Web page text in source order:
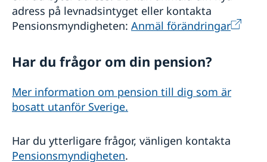
adress på levnadsintyget eller kontakta
Pensionsmyndigheten: Anmäl förändringar
Har du frågor om din pension?
Mer information om pension till dig som är
bosatt utanför Sverige.
Har du ytterligare frågor, vänligen kontakta
Pensionsmyndigheten.